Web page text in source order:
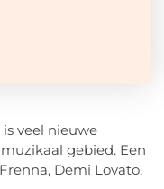
veel nieuwe
gebied. Een
Demi Lovato,